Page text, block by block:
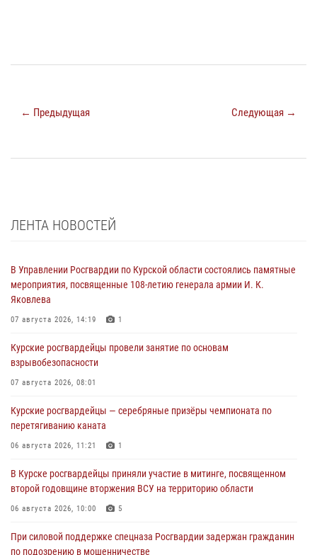
← Предыдущая Следующая →
ЛЕНТА НОВОСТЕЙ
В Управлении Росгвардии по Курской области состоялись памятные
мероприятия, посвященные 108-летию генерала армии И. К.
Яковлева
07 августа 2026, 14:19 1
Курские росгвардейцы провели занятие по основам
взрывобезопасности
07 августа 2026, 08:01
Курские росгвардейцы — серебряные призёры чемпионата по
перетягиванию каната
06 августа 2026, 11:21 1
В Курске росгвардейцы приняли участие в митинге, посвященном
второй годовщине вторжения ВСУ на территорию области
06 августа 2026, 10:00 5
При силовой поддержке спецназа Росгвардии задержан гражданин
по подозрению в мошенничестве